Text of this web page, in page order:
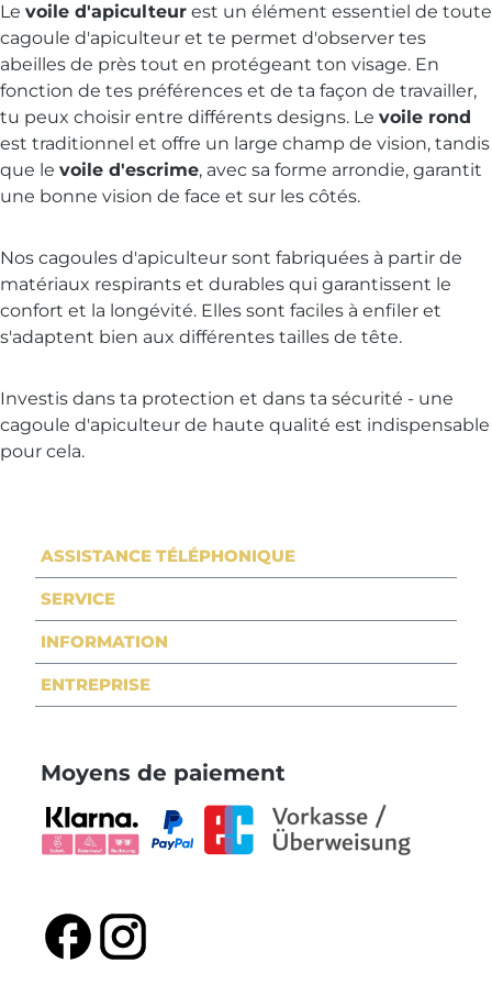
Le voile d'apiculteur est un élément essentiel de toute
cagoule d'apiculteur et te permet d'observer tes
abeilles de près tout en protégeant ton visage. En
fonction de tes préférences et de ta façon de travailler,
tu peux choisir entre différents designs. Le voile rond
est traditionnel et offre un large champ de vision, tandis
que le voile d'escrime, avec sa forme arrondie, garantit
une bonne vision de face et sur les côtés.
Nos cagoules d'apiculteur sont fabriquées à partir de
matériaux respirants et durables qui garantissent le
confort et la longévité. Elles sont faciles à enfiler et
s'adaptent bien aux différentes tailles de tête.
Investis dans ta protection et dans ta sécurité - une
cagoule d'apiculteur de haute qualité est indispensable
pour cela.
ASSISTANCE TÉLÉPHONIQUE
SERVICE
INFORMATION
ENTREPRISE
Moyens de paiement